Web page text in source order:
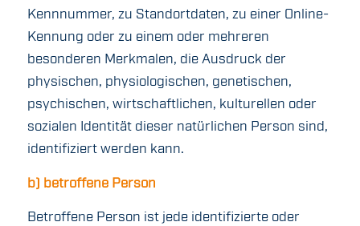
Kennnummer, zu Standortdaten, zu einer Online-
Kennung oder zu einem oder mehreren
besonderen Merkmalen, die Ausdruck der
physischen, physiologischen, genetischen,
psychischen, wirtschaftlichen, kulturellen oder
sozialen Identität dieser natürlichen Person sind,
identifiziert werden kann.
b) betroffene Person
Betroffene Person ist jede identifizierte oder